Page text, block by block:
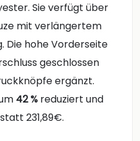
Sie verfügt über
mit verlängertem
Die hohe Vorderseite
geschlossen
ergänzt.
42 % reduziert und
231,89€.